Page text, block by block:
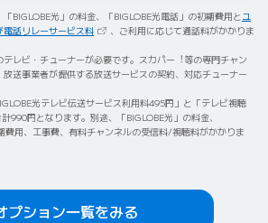
BIGLOBE光」の料金、「BIGLOBE光電話」の初期費用と ユ
話リレーサービス料（新しいタブで開きます）
、ご利用に応じて通話料がかかりま
レビ・チューナーが必要です。スカパー︕等の専門チャン
送事業者が提供する放送サービスの契約、対応チューナー
光テレビ伝送サービス利用料495円」と「テレビ視聴
990円となります。別途、「BIGLOBE光」の料金、
費用、工事費、有料チャンネルの受信料/視聴料がかかりま
プション一覧をみる